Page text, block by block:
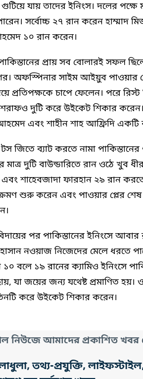
যায় তাদের ইনিংস। দলের পক্ষে
সর্বোচ্চ ২৭ রান করেন হাম্মাদ
১০ রান করেন।
প্রায় সব বোলারই সফল
অফস্পিনার সাইম আইয়ুব পাওয়ার
প্রতিপক্ষকে চাপে ফেলেন। পরে
দুটি করে উইকেট শিকার
এবং শাহীন শাহ আফ্রিদি একটি
জিতে ব্যাট করতে নামা
মাত্র দুটি বাউন্ডারিতে রান ওঠে খুব
শাহেবজাদা ফারহান ২৯ রান
শুরু করেন এবং পাওয়ার প্লের শেষ
পর পাকিস্তানের ইনিংসে
নওয়াজ নিজেদের মেলে ধরতে
বলে ১৯ রানের ক্যামিও ইনিংসে
যা জয়ের জন্য যথেষ্ট প্রমাণিত
করে উইকেট শিকার করেন।
নিউজে আমাদের প্রকাশিত খবর
তথ্য-প্রযুক্তি,